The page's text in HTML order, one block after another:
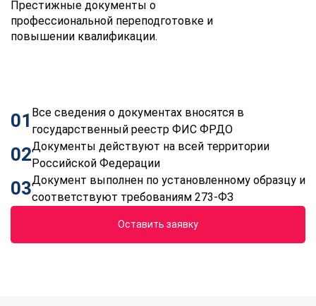
Престижные документы о
профессиональной переподготовке и
повышении квалификации.
01 Все сведения о документах вносятся в
государственный реестр ФИС ФРДО
02Документы действуют на всей территории
Российской Федерации
03Документ выполнен по установленному образцу и
соответствуют требованиям 273-ФЗ
Оставить заявку